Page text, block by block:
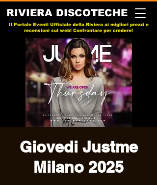
RIVIERA DISCOTECHE
Il Portale Eventi Ufficiale della Riviera ai migliori prezzi e
recensioni sul web! Confrontare per credere!
Giovedi Justme
Milano 2025